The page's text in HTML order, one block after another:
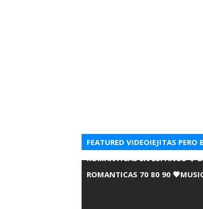
FEATURED VIDEOIEJITAS PERO
ROMANTICAS EN ESPANOL 💘
ROMANTICAS 70 80 90